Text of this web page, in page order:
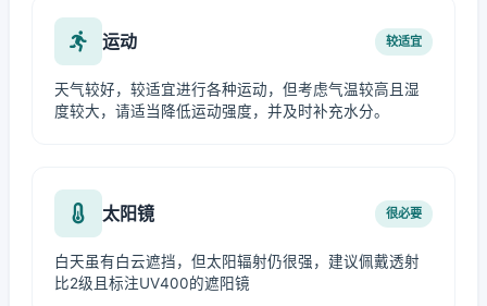
运动 较适宜
天气较好，较适宜进行各种运动，但考虑气温较高且湿
度较大，请适当降低运动强度，并及时补充水分。
太阳镜 很必要
白天虽有白云遮挡，但太阳辐射仍很强，建议佩戴透射
比2级且标注UV400的遮阳镜